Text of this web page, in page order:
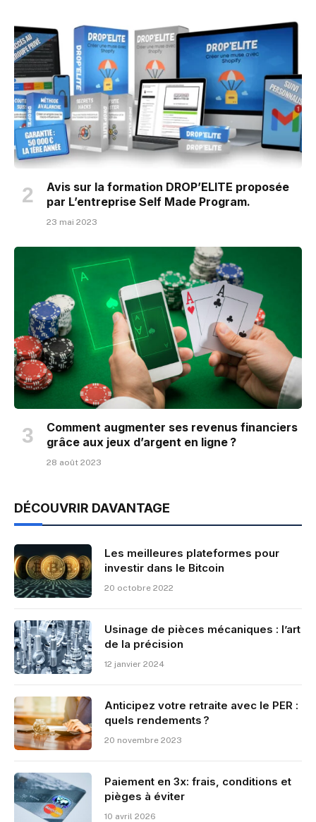
Avis sur la formation DROP’ELITE proposée
par L’entreprise Self Made Program.
23 mai 2023
Comment augmenter ses revenus financiers
grâce aux jeux d’argent en ligne ?
28 août 2023
DÉCOUVRIR DAVANTAGE
Les meilleures plateformes pour
investir dans le Bitcoin
20 octobre 2022
Usinage de pièces mécaniques : l’art
de la précision
12 janvier 2024
Anticipez votre retraite avec le PER :
quels rendements ?
20 novembre 2023
Paiement en 3x: frais, conditions et
pièges à éviter
10 avril 2026